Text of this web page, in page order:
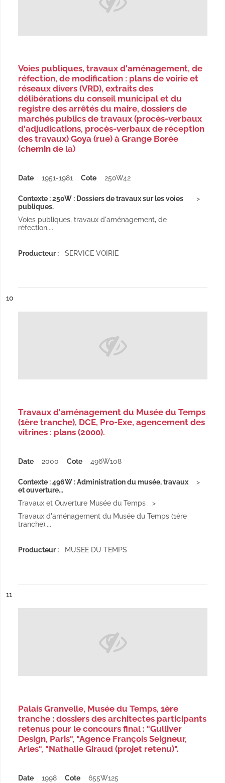
Voies publiques, travaux d'aménagement, de
réfection, de modification : plans de voirie et
réseaux divers (VRD), extraits des
délibérations du conseil municipal et du
registre des arrêtés du maire, dossiers de
marchés publics de travaux (procès-verbaux
d'adjudications, procès-verbaux de réception
des travaux) Goya (rue) à Grange Borée
(chemin de la)
Date 1951-1981 Cote 250W42
Contexte : 250W : Dossiers de travaux sur les voies
publiques.
Voies publiques, travaux d'aménagement, de
réfection,...
Producteur : SERVICE VOIRIE
n°
10
Travaux d'aménagement du Musée du Temps
(1ère tranche), DCE, Pro-Exe, agencement des
vitrines : plans (2000).
Date 2000 Cote 496W108
Contexte : 496W : Administration du musée, travaux
et ouverture...
Travaux et Ouverture Musée du Temps
Travaux d'aménagement du Musée du Temps (1ère
tranche),...
Producteur : MUSEE DU TEMPS
n°
11
Palais Granvelle, Musée du Temps, 1ère
tranche : dossiers des architectes participants
retenus pour le concours final : "Gulliver
Design, Paris", "Agence François Seigneur,
Arles", "Nathalie Giraud (projet retenu)".
Date 1998 Cote 655W125